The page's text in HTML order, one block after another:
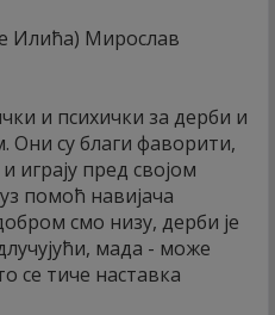
Илића) Мирослав
и психички за дерби и
Они су благи фаворити,
играју пред својом
помоћ навијача
смо низу, дерби је
мада - може
се тиче наставка